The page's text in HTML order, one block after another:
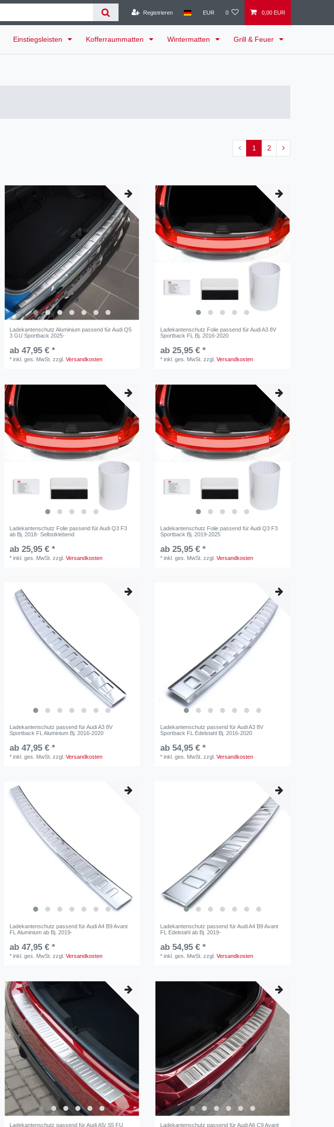
Registrieren EUR 0 0,00 EUR
Einstiegsleisten Kofferraummatten Wintermatten Grill & Feuer
1 2
Ladekantenschutz Aluminium passend für Audi Q5
3 GU Sportback 2025-
ab 47,95 € *
*inkl. ges. MwSt. zzgl.Versandkosten
Ladekantenschutz Folie passend für Audi A3 8V
Sportback FL Bj. 2016-2020
ab 25,95 € *
*inkl. ges. MwSt. zzgl.Versandkosten
Ladekantenschutz Folie passend für Audi Q3 F3
ab Bj. 2018- Selbstklebend
ab 25,95 € *
*inkl. ges. MwSt. zzgl.Versandkosten
Ladekantenschutz Folie passend für Audi Q3 F3
Sportback Bj. 2019-2025
ab 25,95 € *
*inkl. ges. MwSt. zzgl.Versandkosten
Ladekantenschutz passend für Audi A3 8V
Sportback FL Aluminium Bj. 2016-2020
ab 47,95 € *
*inkl. ges. MwSt. zzgl.Versandkosten
Ladekantenschutz passend für Audi A3 8V
Sportback FL Edelstahl Bj. 2016-2020
ab 54,95 € *
*inkl. ges. MwSt. zzgl.Versandkosten
Ladekantenschutz passend für Audi A4 B9 Avant
FL Aluminium ab Bj. 2019-
ab 47,95 € *
*inkl. ges. MwSt. zzgl.Versandkosten
Ladekantenschutz passend für Audi A4 B9 Avant
FL Edelstahl ab Bj. 2019-
ab 54,95 € *
*inkl. ges. MwSt. zzgl.Versandkosten
Ladekantenschutz passend für Audi A5/ S5 FU Ladekantenschutz passend für Audi A6 C9 Avant